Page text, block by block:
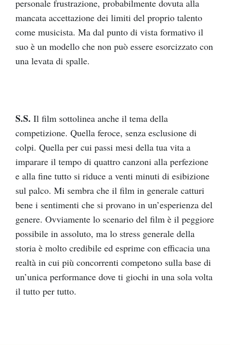
personale frustrazione, probabilmente dovuta alla
mancata accettazione dei limiti del proprio talento
come musicista. Ma dal punto di vista formativo il
suo è un modello che non può essere esorcizzato con
una levata di spalle.
S.S. Il film sottolinea anche il tema della
competizione. Quella feroce, senza esclusione di
colpi. Quella per cui passi mesi della tua vita a
imparare il tempo di quattro canzoni alla perfezione
e alla fine tutto si riduce a venti minuti di esibizione
sul palco. Mi sembra che il film in generale catturi
bene i sentimenti che si provano in un’esperienza del
genere. Ovviamente lo scenario del film è il peggiore
possibile in assoluto, ma lo stress generale della
storia è molto credibile ed esprime con efficacia una
realtà in cui più concorrenti competono sulla base di
un’unica performance dove ti giochi in una sola volta
il tutto per tutto.